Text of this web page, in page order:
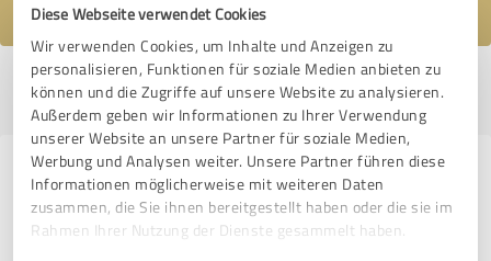
Diese Webseite verwendet Cookies
Wir verwenden Cookies, um Inhalte und Anzeigen zu
personalisieren, Funktionen für soziale Medien anbieten zu
können und die Zugriffe auf unsere Website zu analysieren.
Außerdem geben wir Informationen zu Ihrer Verwendung
unserer Website an unsere Partner für soziale Medien,
Werbung und Analysen weiter. Unsere Partner führen diese
Informationen möglicherweise mit weiteren Daten
zusammen, die Sie ihnen bereitgestellt haben oder die sie im
Rahmen Ihrer Nutzung der Dienste gesammelt haben.
Profil aktiv seit 12.09.2024 | Letzte Aktualisierung: 12.09.2024
melden
Erfahrungen zu weiteren
Anbietern aus dem Bereich
Coaching